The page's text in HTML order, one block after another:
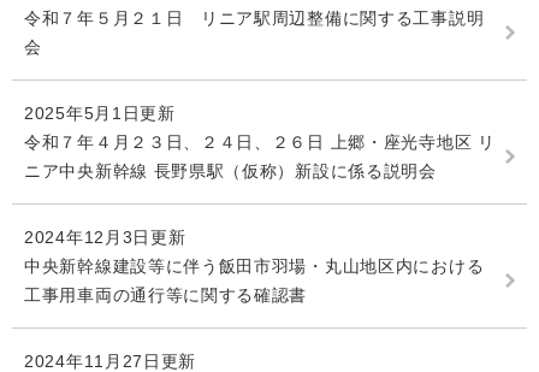
令和７年５月２１日 リニア駅周辺整備に関する工事説明
会
2025年5月1日更新
令和７年４月２３日、２４日、２６日 上郷・座光寺地区 リ
ニア中央新幹線 長野県駅（仮称）新設に係る説明会
2024年12月3日更新
中央新幹線建設等に伴う飯田市羽場・丸山地区内における
工事用車両の通行等に関する確認書
2024年11月27日更新